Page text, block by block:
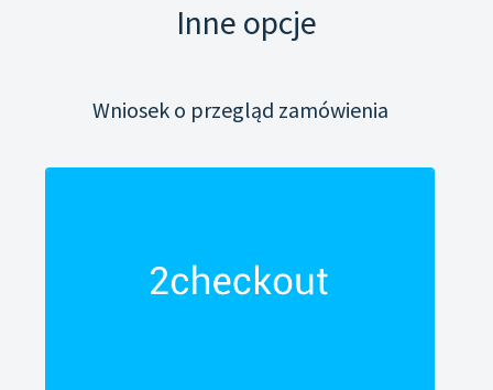
Inne opcje
Wniosek o przegląd zamówienia